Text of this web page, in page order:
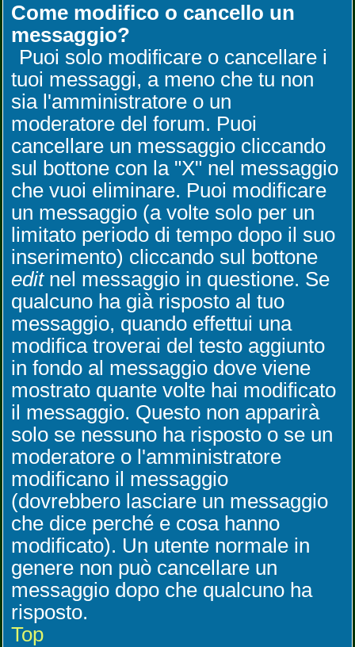
Come modifico o cancello un
messaggio?
Puoi solo modificare o cancellare i
tuoi messaggi, a meno che tu non
sia l'amministratore o un
moderatore del forum. Puoi
cancellare un messaggio cliccando
sul bottone con la "X" nel messaggio
che vuoi eliminare. Puoi modificare
un messaggio (a volte solo per un
limitato periodo di tempo dopo il suo
inserimento) cliccando sul bottone
editnel messaggio in questione. Se
qualcuno ha già risposto al tuo
messaggio, quando effettui una
modifica troverai del testo aggiunto
in fondo al messaggio dove viene
mostrato quante volte hai modificato
il messaggio. Questo non apparirà
solo se nessuno ha risposto o se un
moderatore o l'amministratore
modificano il messaggio
(dovrebbero lasciare un messaggio
che dice perché e cosa hanno
modificato). Un utente normale in
genere non può cancellare un
messaggio dopo che qualcuno ha
risposto.
Top